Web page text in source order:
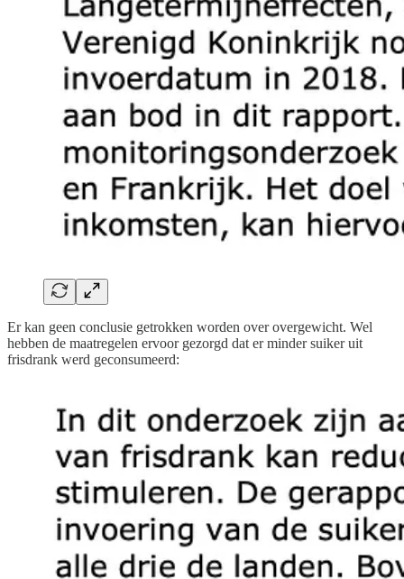
Er kan geen conclusie getrokken worden over overgewicht. Wel
hebben de maatregelen ervoor gezorgd dat er minder suiker uit
frisdrank werd geconsumeerd: